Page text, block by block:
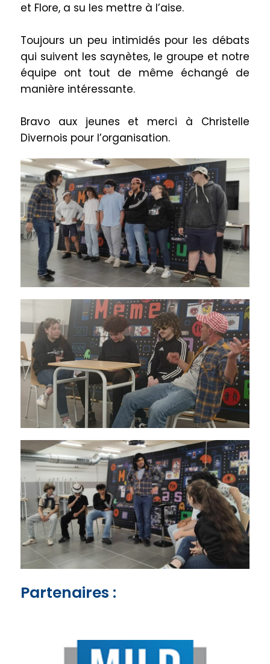
et Flore, a su les mettre à l’aise.
Toujours un peu intimidés pour les débats
qui suivent les saynètes, le groupe et notre
équipe ont tout de même échangé de
manière intéressante.
Bravo aux jeunes et merci à Christelle
Divernois pour l’organisation.
Partenaires :